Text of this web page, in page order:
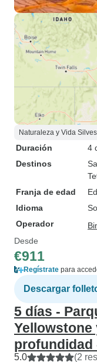
Naturaleza y Vida
Duración
4
Destinos
Franja de edad
Idioma
Operador
Desde
€911
Regístrate para
Descargar
5 días -
Yellowstone
profundidad
5.0 (2